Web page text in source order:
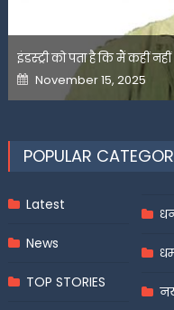
इंडस्ट्री को पता है कि मैं कहीं
Posted
on
November 15, 2025
POPULAR
Latest
News
TOP STORIES